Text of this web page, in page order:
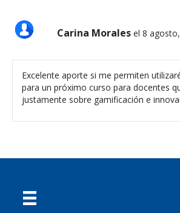
Carina Morales el 8
Excelente aporte si me permiten
para un próximo curso para docentes
justamente sobre gamificación e